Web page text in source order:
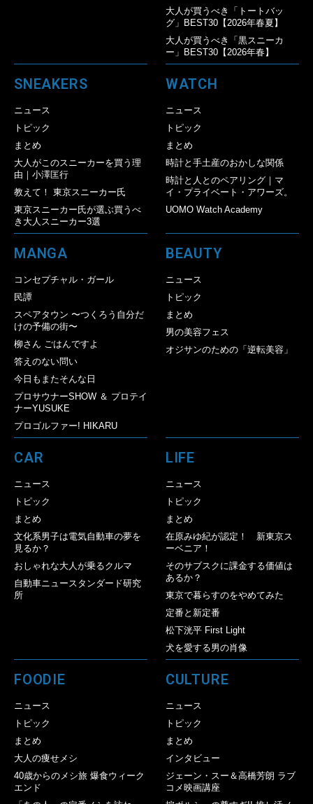
大人が買うべき「トートバッ
グ」BEST30【2026年春夏】
大人が買うべき「黒スニーカ
ー」BEST30【2026年春】
SNEAKERS
ニュース
トピック
まとめ
大人がこのスニーカーを買う理
由｜小澤匡行
教えて！ 東京スニーカー氏
東京スニーカー氏が選ぶ買うべ
き大人スニーカー3選
WATCH
ニュース
トピック
まとめ
時計と手土産のおかしな関係
時計と人とのペアリング｜マ
イ・プライベート・アワーズ。
UOMO Watch Academy
MANGA
コンセプチャル・ガール
民譚
スペアタウン 〜つくろう自分だ
けの予備の街〜
柳さん ごはんですよ
答えのない問い
今日もまたそんな日
プロサウナーSHOW ＆ プロテイ
ナーYUSUKE
プロゴルファー! HIKARU
BEAUTY
ニュース
トピック
まとめ
男の美容フェス
オジサンのための「逆転美容」
CAR
ニュース
トピック
まとめ
文化系男子は電気自動車の夢を
見るか？
おしゃれな大人が乗るクルマ
自動車ニュースタンダード研究
所
LIFE
ニュース
トピック
まとめ
在原みゆ紀が認定！ 新東京ス
ーベニア！
そのサブスクに課金する価値は
あるか？
東京で暮らすのをやめてみた
定番と新定番
松下洸平 First Light
犬を愛する男の肖像
FOODIE
ニュース
トピック
まとめ
大人の痩せメシ
40歳からのメシ旅 爆食ウィーク
エンド
CULTURE
ニュース
トピック
まとめ
インタビュー
ジェーン・スー＆高橋芳朗 ラブ
コメ映画講座